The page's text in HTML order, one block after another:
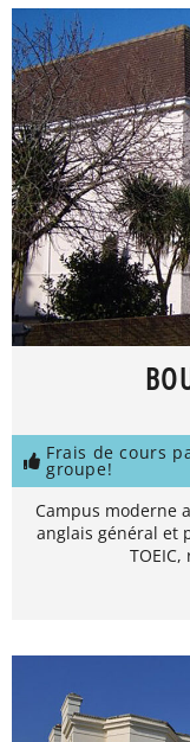
Frais de cours
groupe!
Campus moderne
anglais général et